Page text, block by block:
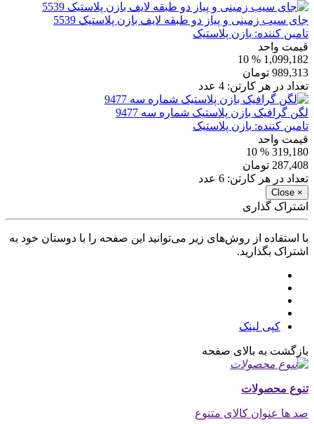
جای سیب زمینی و پیاز دو طبقه لایف بازن پلاستیک 5539
تامین کننده: بازن پلاستیک
قیمت واحد
1,099,182
% 10
989,313 تومان
تعداد در هر کارتن: 4 عدد
لگن گرافیک بازن پلاستیک شماره سه 9477
تامین کننده: بازن پلاستیک
قیمت واحد
319,180
% 10
287,408 تومان
تعداد در هر کارتن: 6 عدد
×
Close
اشتراک گذاری
با استفاده از روش‌های زیر می‌توانید این صفحه را با دوستان خود به
اشتراک بگذارید.
کپی لینک
بازگشت به بالای صفحه
تنوع محصولات
صد ها عنوان کالای متنوع